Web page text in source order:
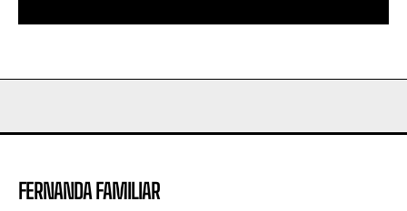
FERNANDA FAMILIAR